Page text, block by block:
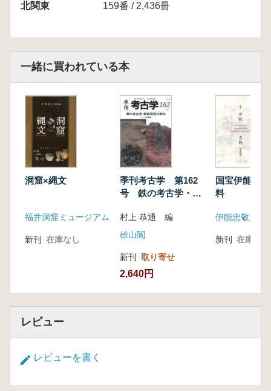
北関東
159番 / 2,436冊
一緒に買われている本
洞窟×縄文
福井洞窟ミュージアム
新刊 在庫なし
季刊考古学 第162
号 鉄の考古学・最
村上 恭通 編
雄山閣
新刊 取り寄せ
2,640円
国宝伊能忠
料
伊能忠敬資料
新刊 在庫なし
レビュー
レビューを書く